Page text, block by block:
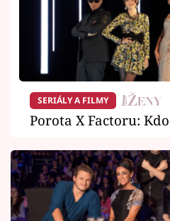
SERIÁLY A FILMY
Porota X Factoru: